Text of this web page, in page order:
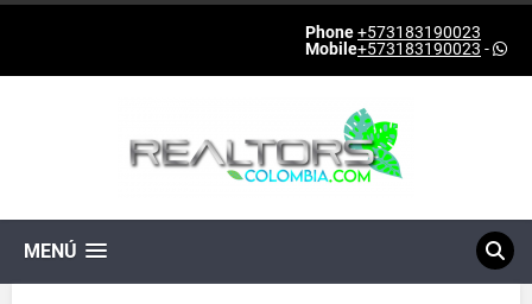
Phone+573183190023
Mobile+573183190023 -
MENÚ